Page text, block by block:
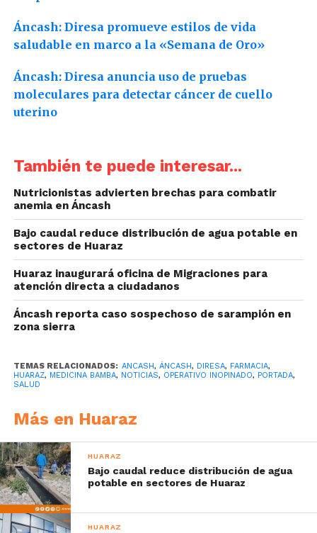
Áncash: Diresa promueve estilos de vida
saludable en marco a la «Semana de Oro»
Áncash: Diresa anuncia uso de pruebas
moleculares para detectar cáncer de cuello
uterino
También te puede interesar...
Nutricionistas advierten brechas para combatir
anemia en Áncash
Bajo caudal reduce distribución de agua potable en
sectores de Huaraz
Huaraz inaugurará oficina de Migraciones para
atención directa a ciudadanos
Áncash reporta caso sospechoso de sarampión en
zona sierra
TEMAS RELACIONADOS: ANCASH, ÁNCASH, DIRESA, FARMACIA,
HUARAZ, MEDICINA BAMBA, NOTICIAS, OPERATIVO INOPINADO, PORTADA,
SALUD
Más en Huaraz
HUARAZ
Bajo caudal reduce distribución de agua
potable en sectores de Huaraz
HUARAZ